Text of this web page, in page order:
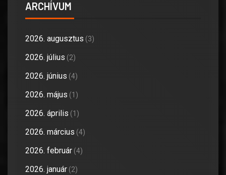
ARCHÍVUM
2026. augusztus (3)
2026. július (2)
2026. június (4)
2026. május (1)
2026. április (1)
2026. március (4)
2026. február (4)
2026. január (2)